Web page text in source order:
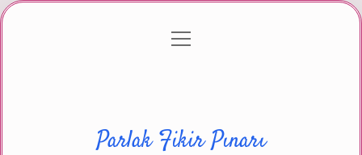
Gizlilik Politikası
menüyü
Parlak Fikir Pınarı